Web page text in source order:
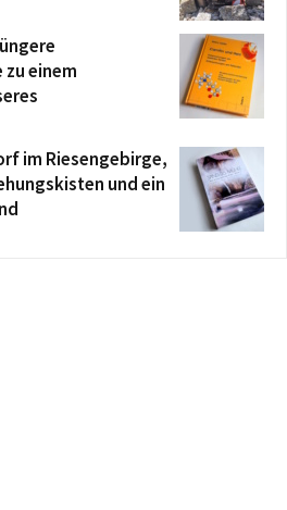
einem
im Riesengebirge,
und ein